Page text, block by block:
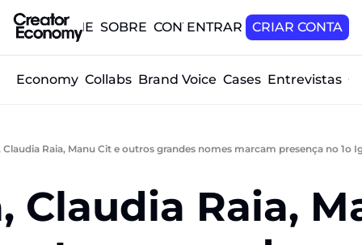
HOME SOBRE CONTATOENTRAR CRIAR CONTA
Economy Collabs Brand Voice Cases Entrevistas
Claudia Raia, Manu Cit e outros grandes nomes marcam presença no 1o
Claudia Raia,